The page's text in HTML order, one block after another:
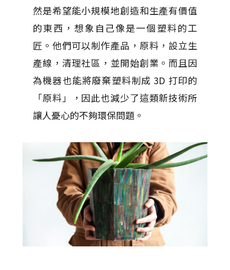
然是希望能小規模地創造和生產有價值
的東西，想象自己像是一個塑料的工
匠。他們可以制作產品，原料，設立生
產線，清理社區，並開始創業。而且因
為機器也能將廢棄塑料制成 3D 打印的
「原料」，因此也減少了這類新技術所
讓人憂心的不夠環保問題。